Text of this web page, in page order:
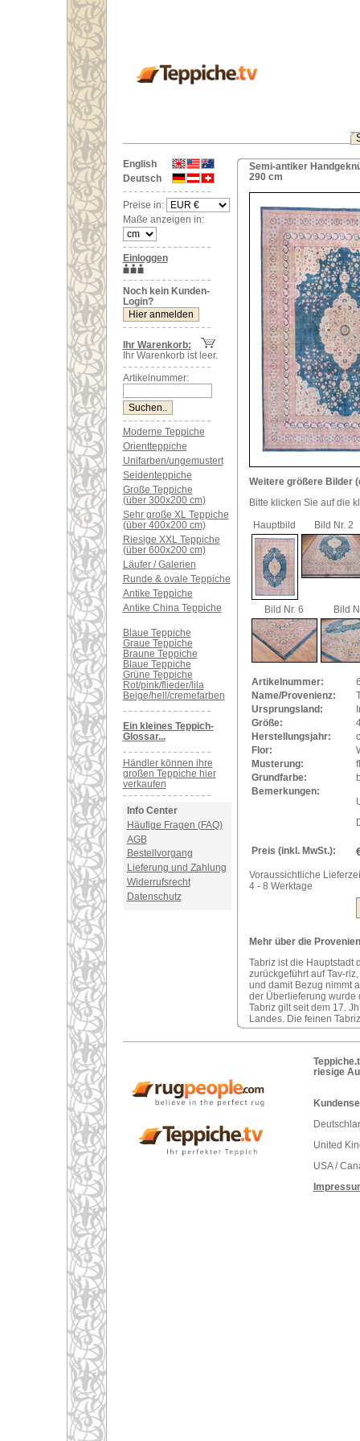
English
Deutsch
Preise in:
Maße anzeigen in:
Einloggen
Noch kein Kunden-
Login?
Ihr Warenkorb:
Ihr Warenkorb ist leer.
Artikelnummer:
Moderne Teppiche
Orientteppiche
Unifarben/ungemustert
Seidenteppiche
Große Teppiche
(über 300x200 cm)
Sehr große XL Teppiche
(über 400x200 cm)
Riesige XXL Teppiche
(über 600x200 cm)
Läufer / Galerien
Runde & ovale Teppiche
Antike Teppiche
Antike China Teppiche
Blaue Teppiche
Graue Teppiche
Braune Teppiche
Blaue Teppiche
Grüne Teppiche
Rot/pink/flieder/lila
Beige/hell/cremefarben
Ein kleines Teppich-
Glossar...
Händler können ihre
großen Teppiche hier
verkaufen
Info Center
Häufige Fragen (FAQ)
AGB
Bestellvorgang
Lieferung und Zahlung
Widerrufsrecht
Datenschutz
Semi-antiker
290 cm
Weitere größere Bilder
Bitte klicken Sie auf die
Hauptbild
Bild Nr. 2
Bild Nr. 6 Bild
Artikelnummer:
Name/Provenienz:
Ursprungsland:
Größe:
Herstellungsjahr:
Flor:
Musterung:
Grundfarbe:
Bemerkungen:
Preis (inkl. MwSt.):
Voraussichtliche
4 - 8 Werktage
Mehr über die
Tabriz ist die Hauptstadt
zurückgeführt auf Tav-
und damit Bezug nimmt
der Überlieferung wurde
Tabriz gilt seit dem 17.
Landes. Die feinen
riesige
United
USA /